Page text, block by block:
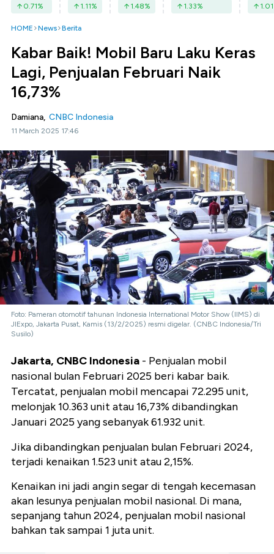
0.71% 1.11% 1.48% 1.33% 1.01
HOME News Berita
Kabar Baik! Mobil Baru Laku Keras
Lagi, Penjualan Februari Naik
16,73%
Damiana, CNBC Indonesia
11 March 2025 17:46
Foto: Pameran otomotif tahunan Indonesia International Motor Show (IIMS) di
JIExpo, Jakarta Pusat, Kamis (13/2/2025) resmi digelar. (CNBC Indonesia/Tri
Susilo)
Jakarta, CNBC Indonesia - Penjualan mobil
nasional bulan Februari 2025 beri kabar baik.
Tercatat, penjualan mobil mencapai 72.295 unit,
melonjak 10.363 unit atau 16,73% dibandingkan
Januari 2025 yang sebanyak 61.932 unit.
Jika dibandingkan penjualan bulan Februari 2024,
terjadi kenaikan 1.523 unit atau 2,15%.
Kenaikan ini jadi angin segar di tengah kecemasan
akan lesunya penjualan mobil nasional. Di mana,
sepanjang tahun 2024, penjualan mobil nasional
bahkan tak sampai 1 juta unit.